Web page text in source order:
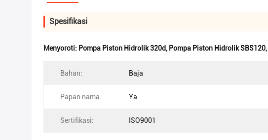
Spesifikasi
Menyoroti: Pompa Piston Hidrolik 320d, Pompa Piston Hidrolik SBS120,
Bahan: Baja
Papan nama: Ya
Sertifikasi: ISO9001